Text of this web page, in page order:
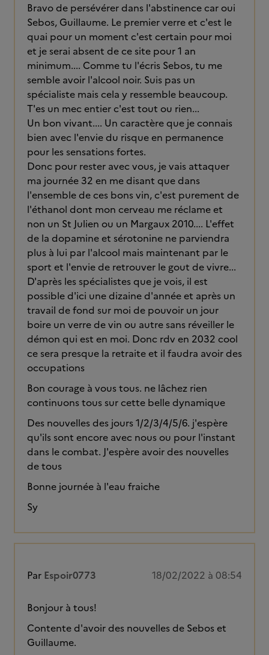
Bravo de persévérer dans l'abstinence car oui
Sebos, Guillaume. Le premier verre et c'est le
quai pour un moment c'est certain pour moi
et je serai absent de ce site pour 1 an
minimum.... Comme tu l'écris Sebos, tu me
semble avoir l'alcool noir. Suis pas un
spécialiste mais cela y ressemble beaucoup.
T'es un mec entier c'est tout ou rien...
Un bon vivant.... Un caractère que je connais
bien avec l'envie du risque en permanence
pour les sensations fortes.
Donc pour rester avec vous, je vais attaquer
ma journée 32 en me disant que dans
l'ensemble de ces bons vin, c'est purement de
l'éthanol dont mon cerveau me réclame et
non un St Julien ou un Margaux 2010.... L'effet
de la dopamine et sérotonine ne parviendra
plus à lui par l'alcool mais maintenant par le
sport et l'envie de retrouver le gout de vivre...
D'après les spécialistes que je vois, il est
possible d'ici une dizaine d'année et après un
travail de fond sur moi de pouvoir un jour
boire un verre de vin ou autre sans réveiller le
démon qui est en moi. Donc rdv en 2032 cool
ce sera presque la retraite et il faudra avoir des
occupations
Bon courage à vous tous. ne lâchez rien
continuons tous sur cette belle dynamique
Des nouvelles des jours 1/2/3/4/5/6. j'espère
qu'ils sont encore avec nous ou pour l'instant
dans le combat. J'espère avoir des nouvelles
de tous
Bonne journée à l'eau fraiche
Sy
Par Espoir0773 18/02/2022 à 08:54
Bonjour à tous!
Contente d'avoir des nouvelles de Sebos et
Guillaume.